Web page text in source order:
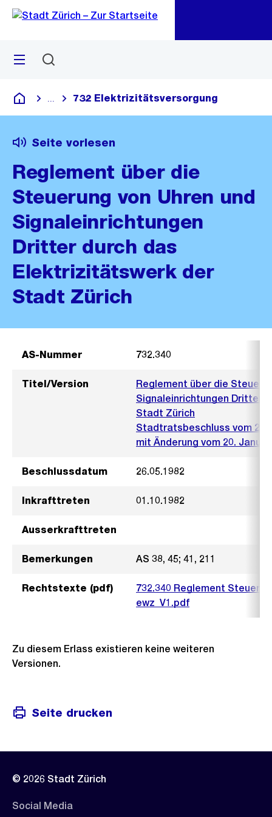
Navigation
Sprunglink
Menü
Deutsch
Blende alle Breadcrumbs ein
732 Elektrizitätsversorgung
Seite vorlesen
Reglement über die
Steuerung von Uhren und
Signaleinrichtungen
Dritter durch das
Elektrizitätswerk der
Stadt Zürich
AS-Nummer 732.340
Titel/Version
Reglement über die
Signaleinrichtungen Dritter
Stadt Zürich
Stadtratsbeschluss vom 26.
mit Änderung vom 20. Januar
Beschlussdatum 26.05.1982
Inkrafttreten 01.10.1982
Ausserkrafttreten
Bemerkungen AS 38, 45; 41, 211
Rechtstexte (pdf)
732.340 Reglement
ewz_V1.pdf
Zu diesem Erlass existieren keine weiteren
Versionen.
Seite drucken
© 2026 Stadt Zürich
Social Media